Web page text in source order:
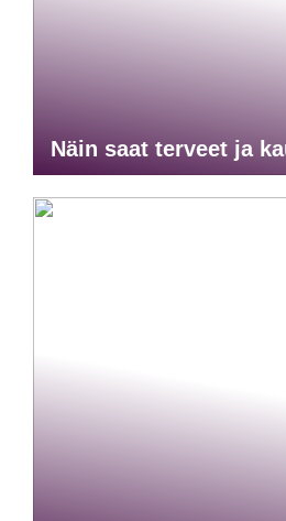
Näin saat terveet ja